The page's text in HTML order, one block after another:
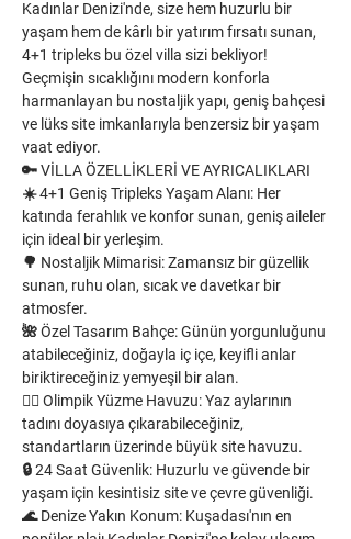
Kadınlar Denizi'nde, size hem huzurlu bir
yaşam hem de kârlı bir yatırım fırsatı sunan,
4+1 tripleks bu özel villa sizi bekliyor!
Geçmişin sıcaklığını modern konforla
harmanlayan bu nostaljik yapı, geniş bahçesi
ve lüks site imkanlarıyla benzersiz bir yaşam
vaat ediyor.
🔑 VİLLA ÖZELLİKLERİ VE AYRICALIKLARI
☀️ 4+1 Geniş Tripleks Yaşam Alanı: Her
katında ferahlık ve konfor sunan, geniş aileler
için ideal bir yerleşim.
🌳 Nostaljik Mimarisi: Zamansız bir güzellik
sunan, ruhu olan, sıcak ve davetkar bir
atmosfer.
🌺 Özel Tasarım Bahçe: Günün yorgunluğunu
atabileceğiniz, doğayla iç içe, keyifli anlar
biriktireceğiniz yemyeşil bir alan.
🏊‍♂️ Olimpik Yüzme Havuzu: Yaz aylarının
tadını doyasıya çıkarabileceğiniz,
standartların üzerinde büyük site havuzu.
🔒 24 Saat Güvenlik: Huzurlu ve güvende bir
yaşam için kesintisiz site ve çevre güvenliği.
🌊 Denize Yakın Konum: Kuşadası'nın en